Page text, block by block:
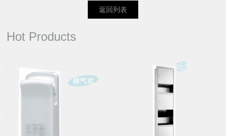
返回列表
Hot Products